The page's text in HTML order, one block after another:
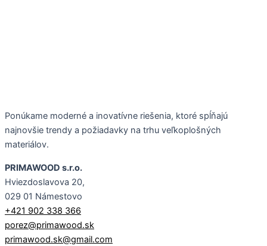
Ponúkame moderné a inovatívne riešenia, ktoré spĺňajú
najnovšie trendy a požiadavky na trhu veľkoplošných
materiálov.
PRIMAWOOD s.r.o.
Hviezdoslavova 20,
029 01 Námestovo
+421 902 338 366
porez@primawood.sk
primawood.sk@gmail.com